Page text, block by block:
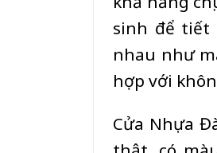
sinh để tiết
nhau như
hợp với
Cửa Nhựa